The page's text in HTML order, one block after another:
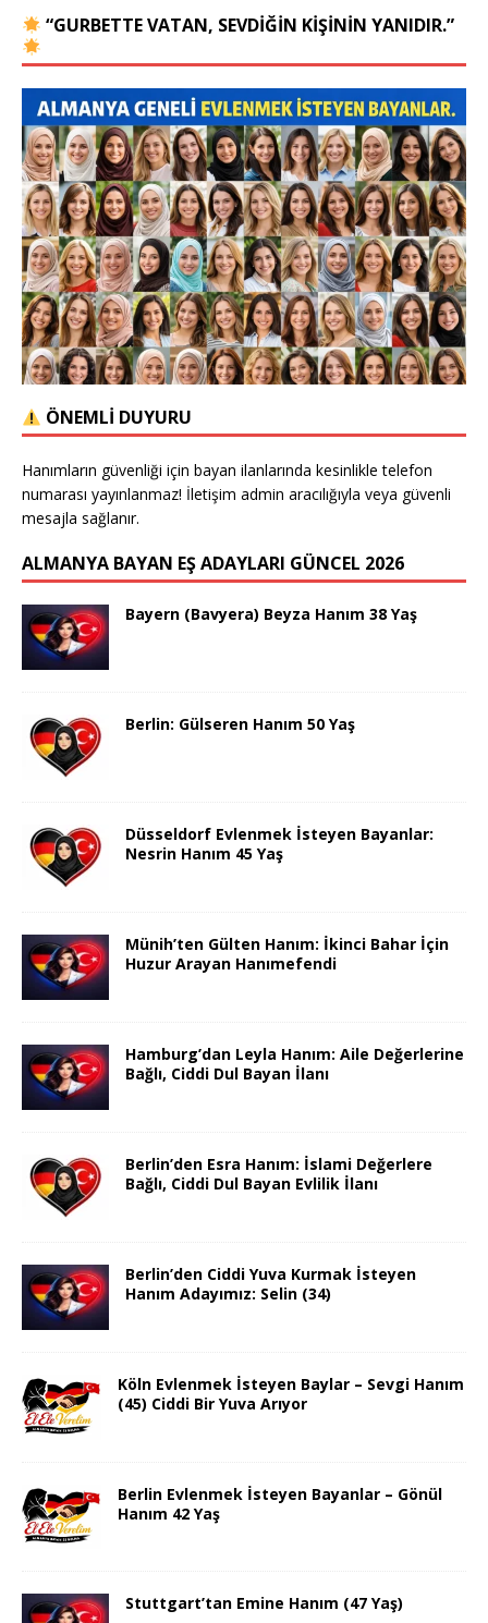
“GURBETTE VATAN, SEVDIĞIN KIŞININ YANIDIR.”
ÖNEMLİ DUYURU
Hanımların güvenliği için bayan ilanlarında kesinlikle telefon
numarası yayınlanmaz! İletişim admin aracılığıyla veya güvenli
mesajla sağlanır.
ALMANYA BAYAN EŞ ADAYLARI GÜNCEL 2026
Bayern (Bavyera) Beyza Hanım 38 Yaş
Berlin: Gülseren Hanım 50 Yaş
Düsseldorf Evlenmek İsteyen Bayanlar:
Nesrin Hanım 45 Yaş
Münih’ten Gülten Hanım: İkinci Bahar İçin
Huzur Arayan Hanımefendi
Hamburg’dan Leyla Hanım: Aile Değerlerine
Bağlı, Ciddi Dul Bayan İlanı
Berlin’den Esra Hanım: İslami Değerlere
Bağlı, Ciddi Dul Bayan Evlilik İlanı
Berlin’den Ciddi Yuva Kurmak İsteyen
Hanım Adayımız: Selin (34)
Köln Evlenmek İsteyen Baylar – Sevgi Hanım
(45) Ciddi Bir Yuva Arıyor
Berlin Evlenmek İsteyen Bayanlar – Gönül
Hanım 42 Yaş
Stuttgart’tan Emine Hanım (47 Yaş)